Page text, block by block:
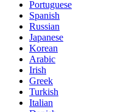
Portuguese
Spanish
Russian
Japanese
Korean
Arabic
Irish
Greek
Turkish
Italian